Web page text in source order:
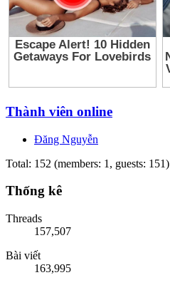
Thành viên online
Đăng Nguyễn
Total: 152 (members: 1, guests: 151)
Thống kê
Threads
157,507
Bài viết
163,995